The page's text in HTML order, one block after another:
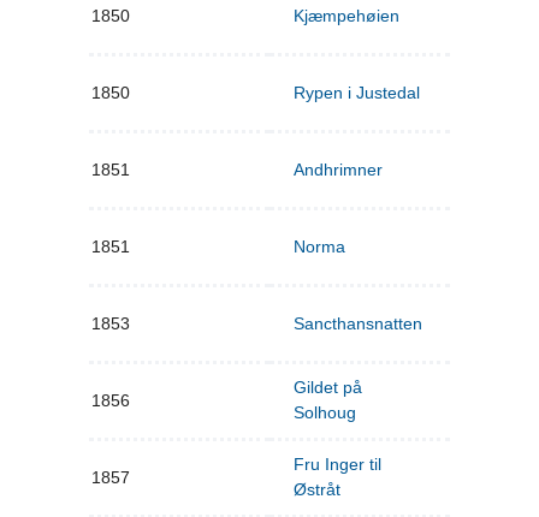
1850 Kjæmpehøien
1850 Rypen i Justedal
1851 Andhrimner
1851 Norma
1853 Sancthansnatten
1856
Gildet på
Solhoug
1857
Fru Inger til
Østråt